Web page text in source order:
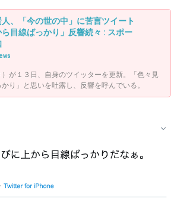
、「今の世の中」に苦言ツイート
ら目線ばっかり」反響続々 : スポー
が１３日、自身のツイッターを更新。「色々見
り」と思いを吐露し、反響を呼んでいる。